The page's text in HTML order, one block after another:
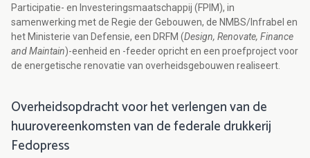
Participatie- en Investeringsmaatschappij (FPIM), in
samenwerking met de Regie der Gebouwen, de NMBS/Infrabel en
het Ministerie van Defensie, een DRFM (Design, Renovate, Finance
and Maintain)-eenheid en -feeder opricht en een proefproject voor
de energetische renovatie van overheidsgebouwen realiseert.
Overheidsopdracht voor het verlengen van de
huurovereenkomsten van de federale drukkerij
Fedopress